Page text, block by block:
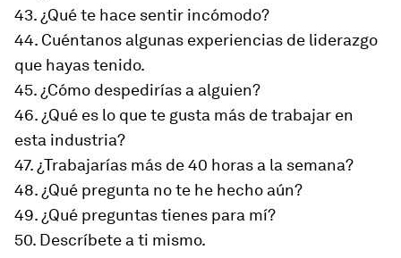
43. ¿Qué te hace sentir incómodo?
44. Cuéntanos algunas experiencias de liderazgo
que hayas tenido.
45. ¿Cómo despedirías a alguien?
46. ¿Qué es lo que te gusta más de trabajar en
esta industria?
47. ¿Trabajarías más de 40 horas a la semana?
48. ¿Qué pregunta no te he hecho aún?
49. ¿Qué preguntas tienes para mí?
50. Descríbete a ti mismo.